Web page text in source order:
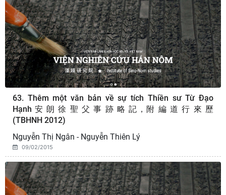
63. Thêm một văn bản về sự tích Thiền sư Từ Đạo
Hạnh 安 朗 徐 聖 父 事 跡 略 記，附 編 道 行 來 歷
(TBHNH 2012)
Nguyễn Thị Ngân - Nguyễn Thiên Lý
09/02/2015